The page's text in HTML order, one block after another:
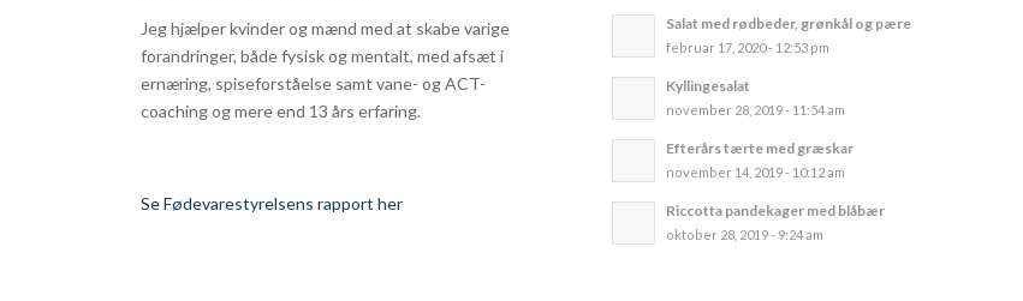
Jeg hjælper kvinder og mænd med at skabe varige
forandringer, både fysisk og mentalt, med afsæt i
ernæring, spiseforståelse samt vane- og ACT-
coaching og mere end 13 års erfaring.
Se Fødevarestyrelsens rapport her
Salat med rødbeder, grønkål og pære
februar 17, 2020 - 12:53 pm
Kyllingesalat
november 28, 2019 - 11:54 am
Efterårs tærte med græskar
november 14, 2019 - 10:12 am
Riccotta pandekager med blåbær
oktober 28, 2019 - 9:24 am